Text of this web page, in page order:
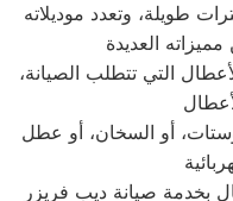
طويلة، وتعدد موديلاته
التي تتطلب الصيانة،
أو السخان، أو عطل
بخدمة صيانة ديب فريزر